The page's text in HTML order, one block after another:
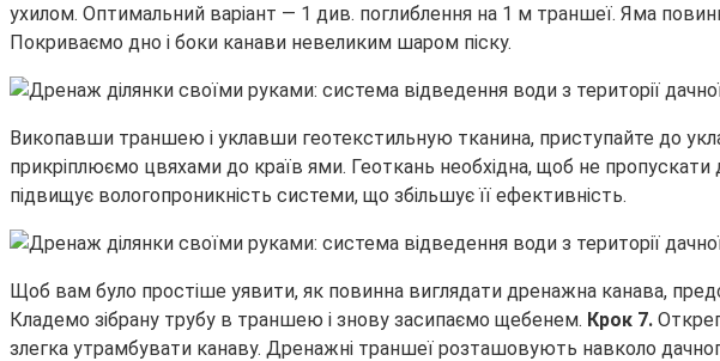
ухилом. Оптимальний варіант — 1 див. поглиблення на 1 м траншеї. Яма
Покриваємо дно і боки канави невеликим шаром піску.
Викопавши траншею і уклавши геотекстильную тканина, приступайте до
прикріплюємо цвяхами до країв ями. Геоткань необхідна, щоб не пропускати
підвищує вологопроникність системи, що збільшує її ефективність.
Щоб вам було простіше уявити, як повинна виглядати дренажна канава,
Кладемо зібрану трубу в траншею і знову засипаємо щебенем. Крок 7.
злегка утрамбувати канаву. Дренажні траншеї розташовують навколо